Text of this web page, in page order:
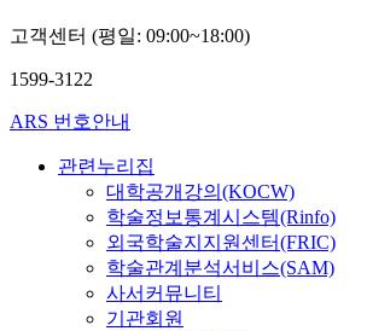
고객센터 (평일: 09:00~18:00)
1599-3122
ARS 번호안내
관련누리집
대학공개강의(KOCW)
학술정보통계시스템(Rinfo)
외국학술지지원센터(FRIC)
학술관계분석서비스(SAM)
사서커뮤니티
기관회원